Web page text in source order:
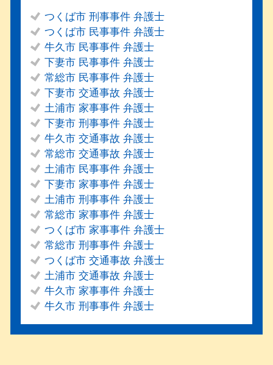
つくば市 刑事事件 弁護士
つくば市 民事事件 弁護士
牛久市 民事事件 弁護士
下妻市 民事事件 弁護士
常総市 民事事件 弁護士
下妻市 交通事故 弁護士
土浦市 家事事件 弁護士
下妻市 刑事事件 弁護士
牛久市 交通事故 弁護士
常総市 交通事故 弁護士
土浦市 民事事件 弁護士
下妻市 家事事件 弁護士
土浦市 刑事事件 弁護士
常総市 家事事件 弁護士
つくば市 家事事件 弁護士
常総市 刑事事件 弁護士
つくば市 交通事故 弁護士
土浦市 交通事故 弁護士
牛久市 家事事件 弁護士
牛久市 刑事事件 弁護士